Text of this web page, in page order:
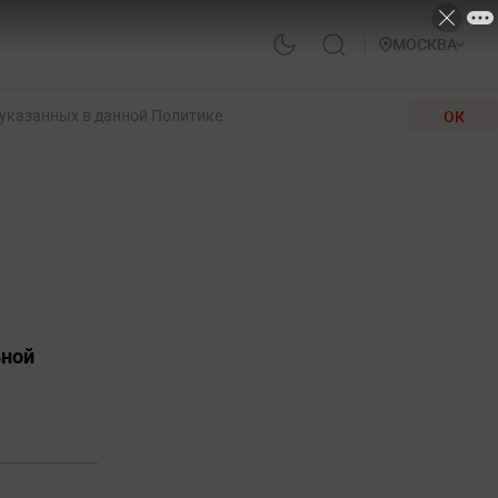
МОСКВА
в данной Политике. ОК